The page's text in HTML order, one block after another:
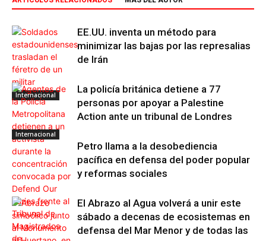
Internacional
EE.UU. inventa un método para
minimizar las bajas por las represalias
de Irán
La policía británica detiene a 77
personas por apoyar a Palestine
Action ante un tribunal de Londres
Internacional
Petro llama a la desobediencia
pacífica en defensa del poder popular
y reformas sociales
El Abrazo al Agua volverá a unir este
sábado a decenas de ecosistemas en
defensa del Mar Menor y de todas las